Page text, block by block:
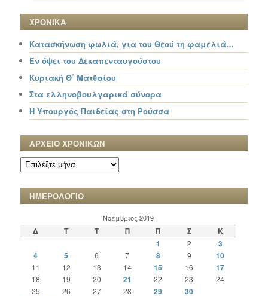
ΧΡΟΝΙΚΑ
Κατασκήνωση φωλιά, για του Θεού τη φαμελιά…
Εν όψει του Δεκαπενταυγούστου
Κυριακή Θ΄ Ματθαίου
Στα ελληνοβουλγαρικά σύνορα
Η Υπουργός Παιδείας στη Ρούσσα
ΑΡΧΕΙΟ ΧΡΟΝΙΚΩΝ
ΑΡΧΕΙΟ
ΧΡΟΝΙΚΩΝ
ΗΜΕΡΟΛΟΓΙΟ
Νοέμβριος 2019
Δ Τ Τ Π Π Σ
Κ
1
2
3
4
5 6 7 8 9 10
11 12 13 14 15 16 17
18 19 20 21 22 23
24
25
26 27 28 29
30